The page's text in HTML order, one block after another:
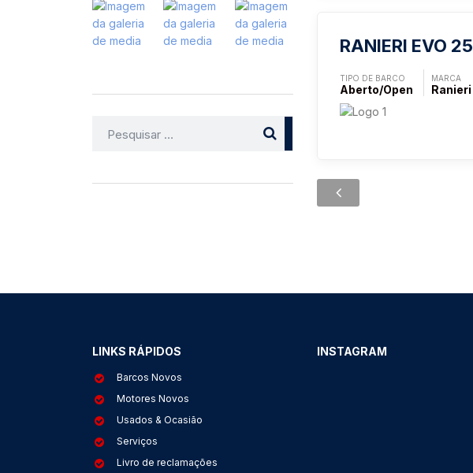
por:
RANIERI EVO 25
TIPO DE BARCO
Aberto/Open
MARCA
Ranieri
LINKS RÁPIDOS
Barcos Novos
Motores Novos
Usados & Ocasião
Serviços
Livro de reclamações
INSTAGRAM